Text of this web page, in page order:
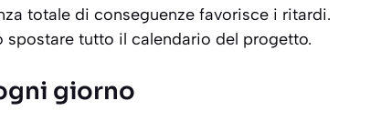
totale di conseguenze favorisce i ritardi.
spostare tutto il calendario del progetto.
giorno